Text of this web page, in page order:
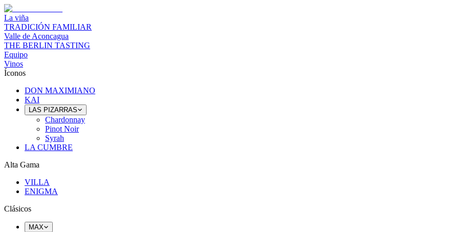
La viña
TRADICIÓN FAMILIAR
Valle de Aconcagua
THE BERLIN TASTING
Equipo
Vinos
Íconos
DON MAXIMIANO
KAI
LAS PIZARRAS
Chardonnay
Pinot Noir
Syrah
LA CUMBRE
Alta Gama
VILLA
ENIGMA
Clásicos
MAX